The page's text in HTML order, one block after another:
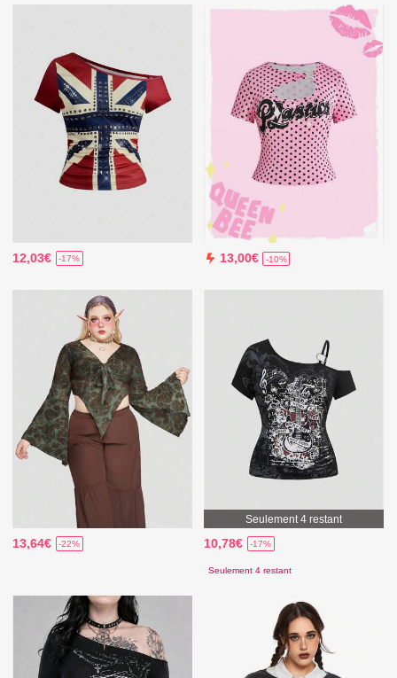
12,03€ -17% 13,00€ -10%
13,64€ -22%
Seulement 4 restant
10,78€ -17%
Seulement 4 restant